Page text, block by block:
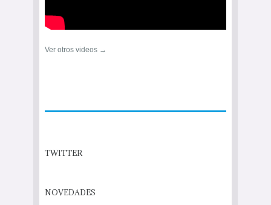
Ver otros videos →
TWITTER
NOVEDADES